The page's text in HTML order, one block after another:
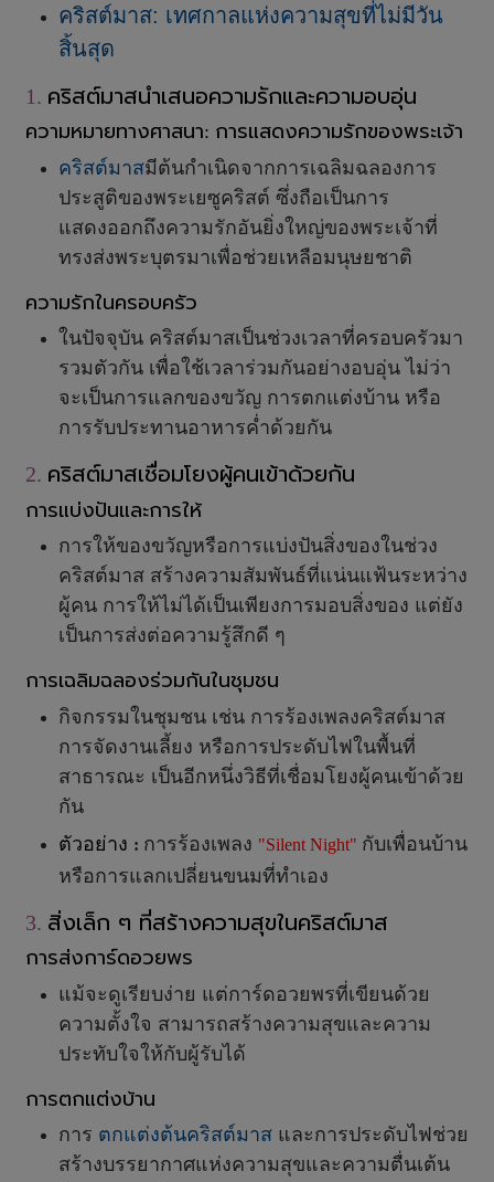
คริสต์มาส: เทศกาลแห่งความสุขที่ไม่มีวัน
สิ้นสุด
1. คริสต์มาสนำเสนอความรักและความอบอุ่น
ความหมายทางศาสนา: การแสดงความรักของพระเจ้า
คริสต์มาสมีต้นกำเนิดจากการเฉลิมฉลองการ
ประสูติของพระเยซูคริสต์ ซึ่งถือเป็นการ
แสดงออกถึงความรักอันยิ่งใหญ่ของพระเจ้าที่
ทรงส่งพระบุตรมาเพื่อช่วยเหลือมนุษยชาติ
ความรักในครอบครัว
ในปัจจุบัน คริสต์มาสเป็นช่วงเวลาที่ครอบครัวมา
รวมตัวกัน เพื่อใช้เวลาร่วมกันอย่างอบอุ่น ไม่ว่า
จะเป็นการแลกของขวัญ การตกแต่งบ้าน หรือ
การรับประทานอาหารค่ำด้วยกัน
2. คริสต์มาสเชื่อมโยงผู้คนเข้าด้วยกัน
การแบ่งปันและการให้
การให้ของขวัญหรือการแบ่งปันสิ่งของในช่วง
คริสต์มาส สร้างความสัมพันธ์ที่แน่นแฟ้นระหว่าง
ผู้คน การให้ไม่ได้เป็นเพียงการมอบสิ่งของ แต่ยัง
เป็นการส่งต่อความรู้สึกดี ๆ
การเฉลิมฉลองร่วมกันในชุมชน
กิจกรรมในชุมชน เช่น การร้องเพลงคริสต์มาส
การจัดงานเลี้ยง หรือการประดับไฟในพื้นที่
สาธารณะ เป็นอีกหนึ่งวิธีที่เชื่อมโยงผู้คนเข้าด้วย
กัน
ตัวอย่าง : การร้องเพลง "Silent Night" กับเพื่อนบ้าน
หรือการแลกเปลี่ยนขนมที่ทำเอง
3. สิ่งเล็ก ๆ ที่สร้างความสุขในคริสต์มาส
การส่งการ์ดอวยพร
แม้จะดูเรียบง่าย แต่การ์ดอวยพรที่เขียนด้วย
ความตั้งใจ สามารถสร้างความสุขและความ
ประทับใจให้กับผู้รับได้
การตกแต่งบ้าน
การ ตกแต่งต้นคริสต์มาสและการประดับไฟช่วย
สร้างบรรยากาศแห่งความสุขและความตื่นเต้น